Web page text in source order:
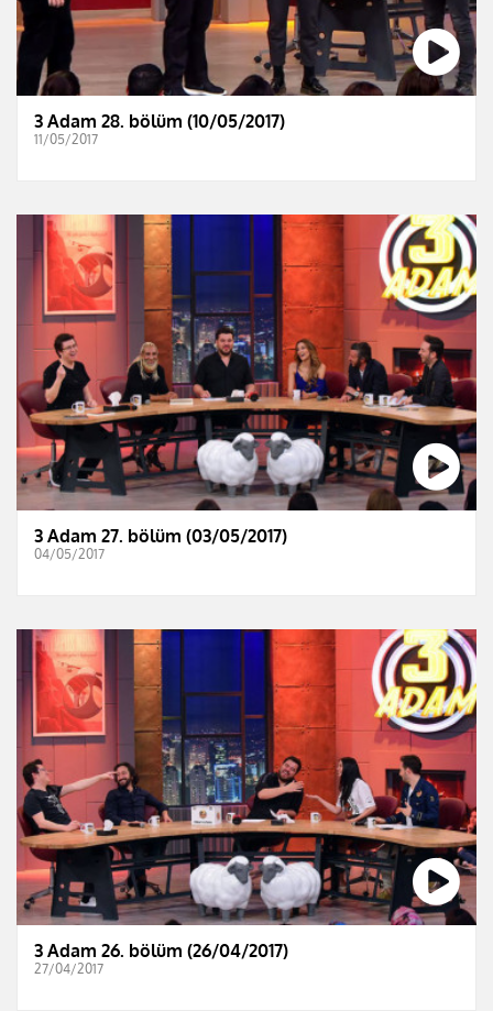
3 Adam 28. bölüm (10/05/2017)
11/05/2017
3 Adam 27. bölüm (03/05/2017)
04/05/2017
3 Adam 26. bölüm (26/04/2017)
27/04/2017